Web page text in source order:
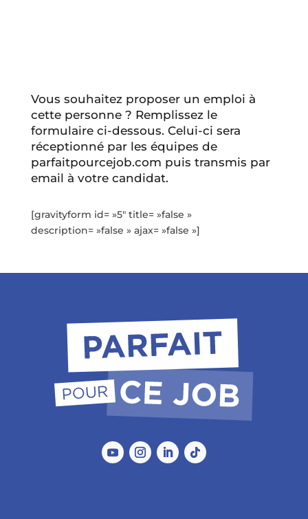
Vous souhaitez proposer un emploi à
cette personne ? Remplissez le
formulaire ci-dessous. Celui-ci sera
réceptionné par les équipes de
parfaitpourcejob.com puis transmis par
email à votre candidat.
[gravityform id= »5″ title= »false »
description= »false » ajax= »false »]